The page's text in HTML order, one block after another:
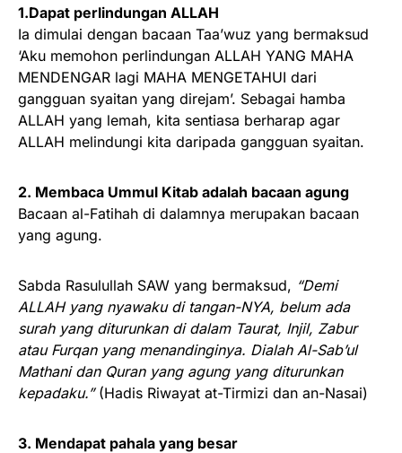
1.Dapat perlindungan ALLAH
Ia dimulai dengan bacaan Taa’wuz yang bermaksud
‘Aku memohon perlindungan ALLAH YANG MAHA
MENDENGAR lagi MAHA MENGETAHUI dari
gangguan syaitan yang direjam’. Sebagai hamba
ALLAH yang lemah, kita sentiasa berharap agar
ALLAH melindungi kita daripada gangguan syaitan.
2. Membaca Ummul Kitab adalah bacaan agung
Bacaan al-Fatihah di dalamnya merupakan bacaan
yang agung.
Sabda Rasulullah SAW yang bermaksud, “Demi
ALLAH yang nyawaku di tangan-NYA, belum ada
surah yang diturunkan di dalam Taurat, Injil, Zabur
atau Furqan yang menandinginya. Dialah Al-Sab’ul
Mathani dan Quran yang agung yang diturunkan
kepadaku.”(Hadis Riwayat at-Tirmizi dan an-Nasai)
3. Mendapat pahala yang besar